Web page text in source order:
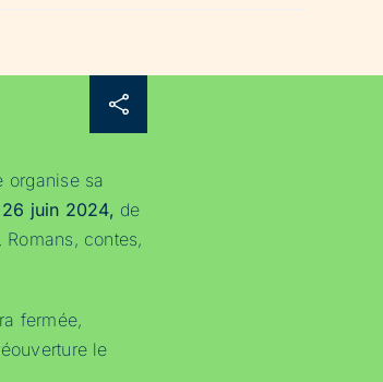
organise sa
juin 2024, de
contes,
fermée,
le